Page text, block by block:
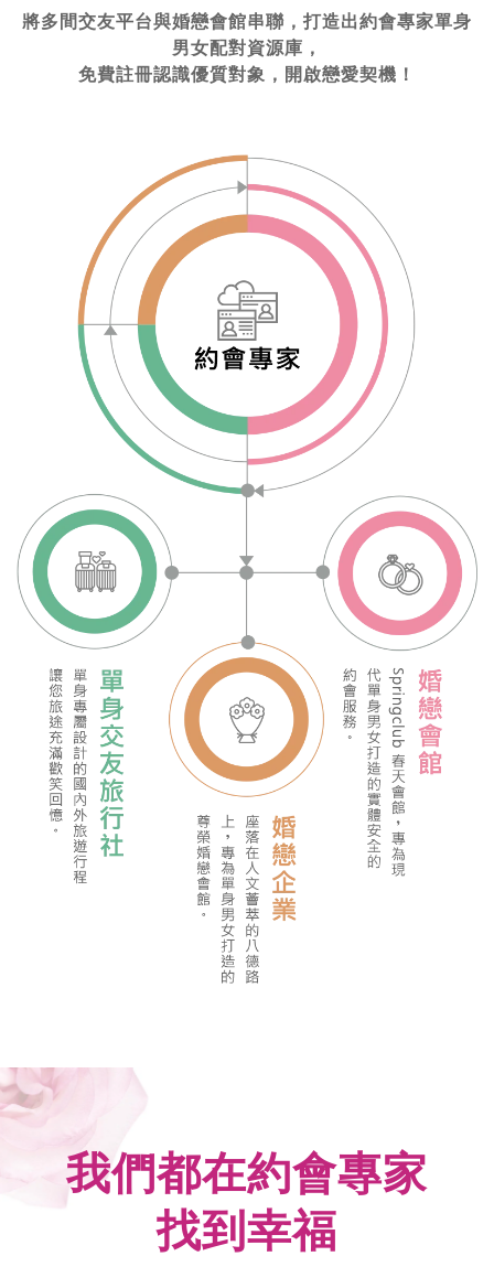
將多間交友平台與婚戀會館串聯，打造出約會專家單身
男女配對資源庫，
免費註冊認識優質對象，開啟戀愛契機！
我們都在約會專家
找到幸福